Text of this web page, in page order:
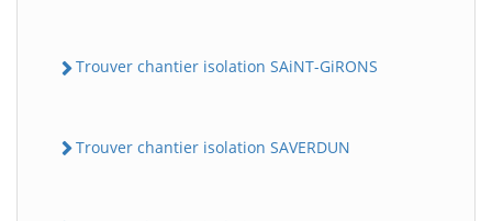
Trouver chantier isolation SAiNT-GiRONS
Trouver chantier isolation SAVERDUN